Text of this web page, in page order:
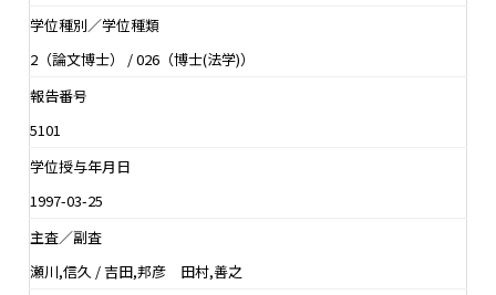
学位種別／学位種類
2（論文博士） / 026（博士(法学)）
報告番号
5101
学位授与年月日
1997-03-25
主査／副査
瀬川,信久 / 吉田,邦彦 田村,善之